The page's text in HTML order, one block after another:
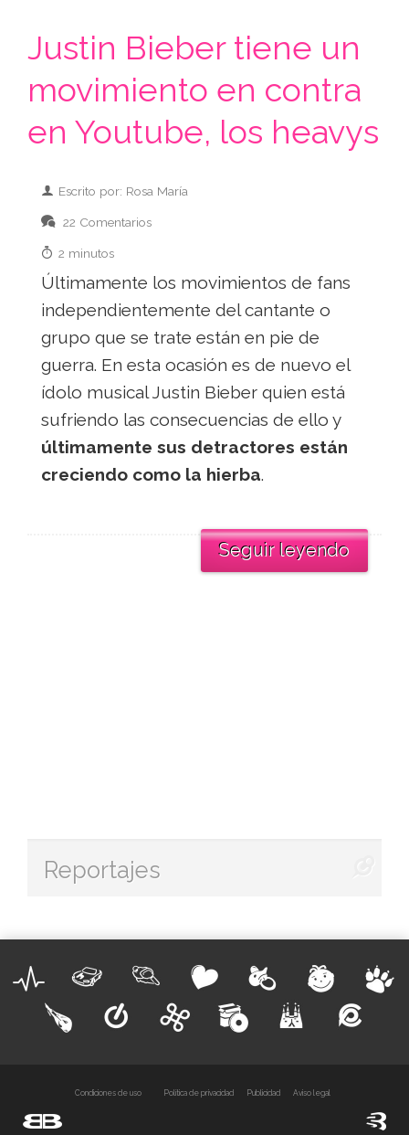
Justin Bieber tiene un
movimiento en contra
en Youtube, los heavys
Escrito por: Rosa María
22 Comentarios
2 minutos
Últimamente los movimientos de fans
independientemente del cantante o
grupo que se trate están en pie de
guerra. En esta ocasión es de nuevo el
ídolo musical Justin Bieber quien está
sufriendo las consecuencias de ello y
últimamente sus detractores están
creciendo como la hierba.
Seguir leyendo
Reportajes
Condiciones de uso Política de privacidad Publicidad Aviso legal